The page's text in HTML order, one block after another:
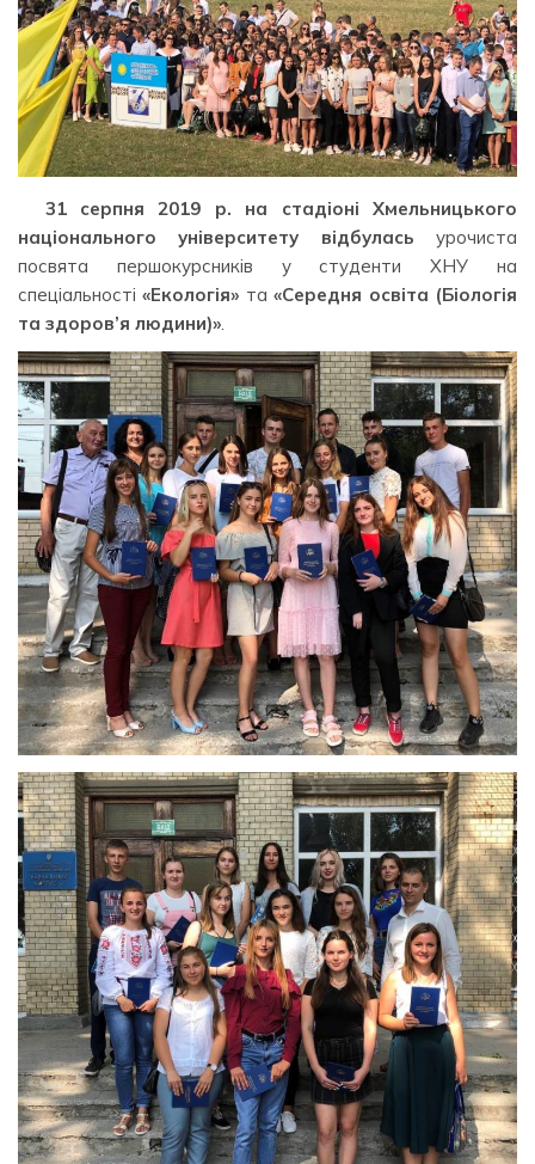
31 серпня 2019 р. на стадіоні Хмельницького
національного університету відбулась урочиста
посвята першокурсників у студенти ХНУ на
спеціальності«Екологія» та «Середня освіта (Біологія
та здоров’я людини)».